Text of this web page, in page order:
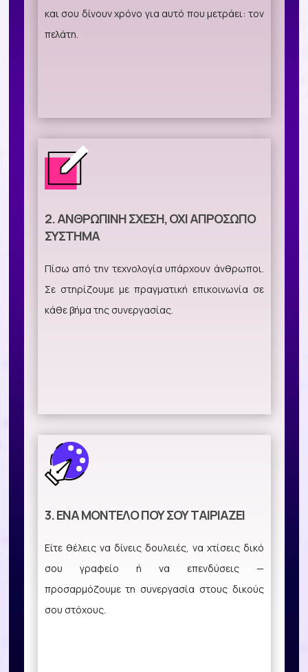
και σου δίνουν χρόνο για αυτό που μετράει: τον
πελάτη.
2. ΑΝΘΡΏΠΙΝΗ ΣΧΈΣΗ, ΌΧΙ ΑΠΡΌΣΩΠΟ
ΣΎΣΤΗΜΑ
Πίσω από την τεχνολογία υπάρχουν άνθρωποι.
Σε στηρίζουμε με πραγματική επικοινωνία σε
κάθε βήμα της συνεργασίας.
3. ΈΝΑ ΜΟΝΤΈΛΟ ΠΟΥ ΣΟΥ ΤΑΙΡΙΆΖΕΙ
Είτε θέλεις να δίνεις δουλειές, να χτίσεις δικό
σου γραφείο ή να επενδύσεις —
προσαρμόζουμε τη συνεργασία στους δικούς
σου στόχους.